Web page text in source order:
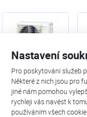
Nastavení
Pro poskytování služeb
Některé z nich jsou pro
jiné nám pomohou
rychleji vás navést k
používáním všech
- KM Aircon